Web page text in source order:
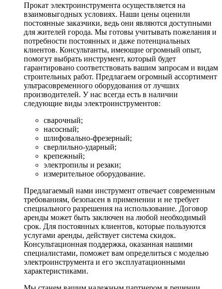
Прокат электроинструмента осуществляется на
взаимовыгодных условиях. Наши цены оценили
постоянные заказчики, ведь они являются доступными
для жителей города. Мы готовы учитывать пожелания и
потребности постоянных и даже потенциальных
клиентов. Консультанты, имеющие огромный опыт,
помогут выбрать инструмент, который будет
гарантировано соответствовать вашим запросам и видам
строительных работ. Предлагаем огромный ассортимент
ультрасовременного оборудования от лучших
производителей. У нас всегда есть в наличии
следующие виды электроинструментов:
сварочный;
насосный;
шлифовально-фрезерный;
сверлильно-ударный;
крепежный;
электропилы и резаки;
измерительное оборудование.
Предлагаемый нами инструмент отвечает современным
требованиям, безопасен в применении и не требует
специального разрешения на использование. Договор
аренды может быть заключен на любой необходимый
срок. Для постоянных клиентов, которые пользуются
услугами аренды, действует система скидок.
Консультационная поддержка, оказанная нашими
специалистами, поможет вам определиться с моделью
электроинструмента и его эксплуатационными
характеристиками.